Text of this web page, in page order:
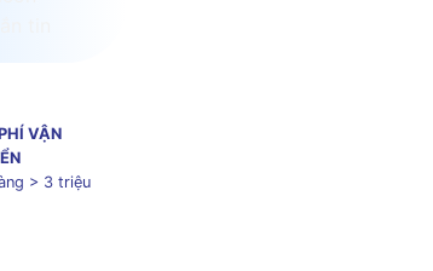
VẬN
> 3 triệu